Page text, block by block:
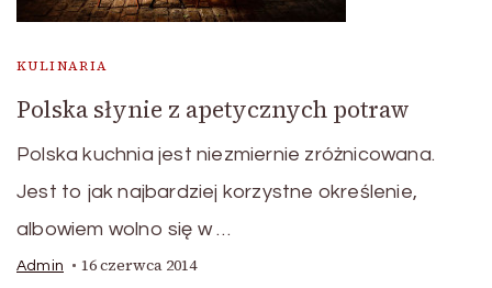
KULINARIA
Polska słynie z apetycznych potraw
Polska kuchnia jest niezmiernie zróżnicowana.
Jest to jak najbardziej korzystne określenie,
albowiem wolno się w …
Admin 16 czerwca 2014